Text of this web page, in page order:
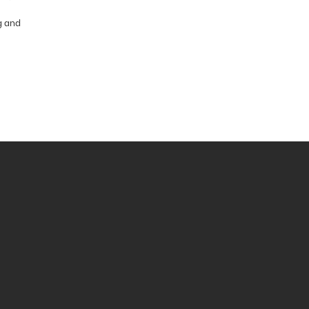
and